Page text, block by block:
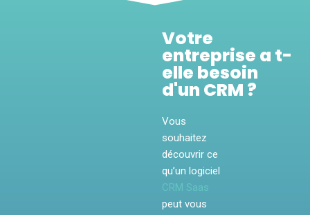
Votre
entreprise a t-
elle besoin
d'un CRM ?
Vous
souhaitez
découvrir ce
qu’un logiciel
CRM Saas
peut vous